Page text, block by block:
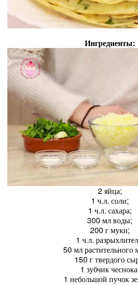
Ингредиенты:
2 яйца;
1 ч.л. соли;
1 ч.л. сахара;
300 мл воды;
200 г муки;
1 ч.л.
50 мл растительного
150 г твердого
1 зубчик
1 небольшой пучок